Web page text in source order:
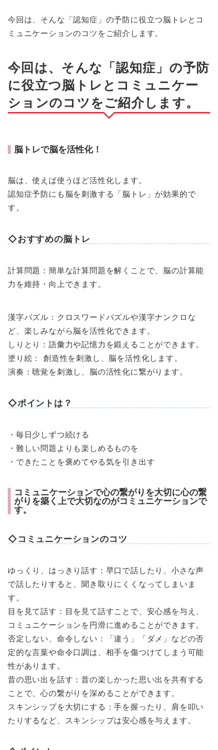
今回は、そんな「認知症」の予防に役立つ脳トレとコ
ミュニケーションのコツをご紹介します。
今回は、そんな「認知症」の予防
に役立つ脳トレとコミュニケー
ションのコツをご紹介します。
脳トレで脳を活性化！
脳は、使えば使うほど活性化します。
認知症予防にも脳を刺激する「脳トレ」が効果的で
す。
◇おすすめの脳トレ
計算問題：簡単な計算問題を解くことで、脳の計算能
力を維持・向上できます。
漢字パズル：クロスワードパズルや漢字ナンクロな
ど、楽しみながら脳を活性化できます。
しりとり：語彙力や記憶力を鍛えることができます。
塗り絵： 創造性を刺激し、脳を活性化します。
演奏：聴覚を刺激し、脳の活性化に繋がります。
◇ポイントは？
・毎日少しずつ続ける
・難しい問題よりも楽しめるものを
・できたことを褒めてやる気を引き出す
コミュニケーションで心の繋がりを大切に心の繋
がりを築く上で大切なのがコミュニケーションで
す。
◇コミュニケーションのコツ
ゆっくり、はっきり話す：早口で話したり、小さな声
で話したりすると、聞き取りにくくなってしまいま
す。
目を見て話す：目を見て話すことで、安心感を与え、
コミュニケーションを円滑に進めることができます。
否定しない、命令しない：「違う」「ダメ」などの否
定的な言葉や命令口調は、相手を傷つけてしまう可能
性があります。
昔の思い出を話す：昔の楽しかった思い出を共有する
ことで、心の繋がりを深めることができます。
スキンシップを大切にする：手を握ったり、肩を叩い
たりするなど、スキンシップは安心感を与えます。